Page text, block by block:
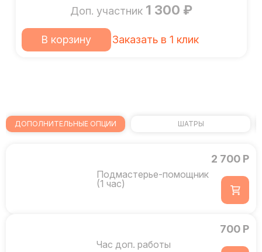
Доп. участник 1 300 ₽
В корзину Заказать в 1 клик
ДОПОЛНИТЕЛЬНЫЕ ОПЦИИ ШАТРЫ
Подмастерье-помощник
(1 час)
2 700 Р
Час доп. работы
700 Р